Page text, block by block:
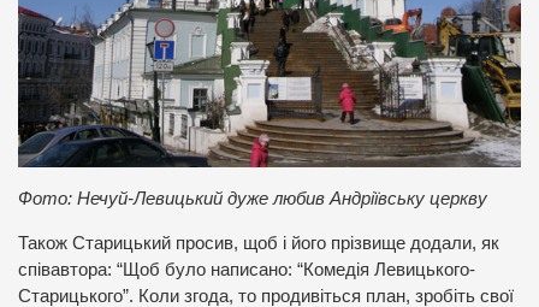
Фото: Нечуй-Левицький дуже любив Андріївську церкву
Також Старицький просив, щоб і його прізвище додали, як
співавтора: “Щоб було написано: “Комедія Левицького-
Старицького”. Коли згода, то продивіться план, зробіть свої